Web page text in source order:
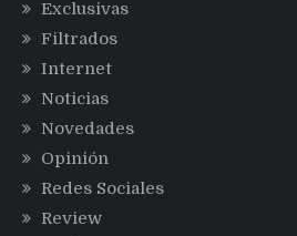
Exclusivas
Filtrados
Internet
Noticias
Novedades
Opinión
Redes Sociales
Review